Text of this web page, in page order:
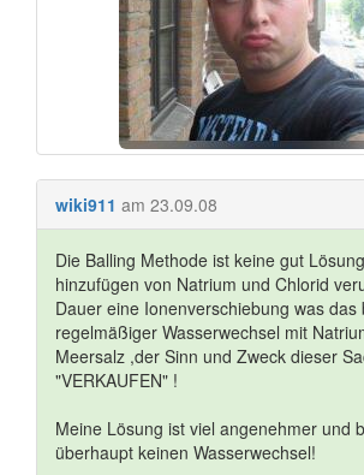
wiki911 am 23.09.08
Die Balling Methode ist keine gut
hinzufügen von Natrium und Chlorid
Dauer eine Ionenverschiebung was das
regelmäßiger Wasserwechsel mit
Meersalz ,der Sinn und Zweck dieser
"VERKAUFEN" !
Meine Lösung ist viel angenehmer und
überhaupt keinen Wasserwechsel!